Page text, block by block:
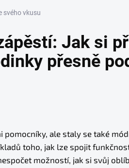
svého vkusu
Jak si
přesně
ale staly se také
toho, jak lze spojit
možností, jak si svůj